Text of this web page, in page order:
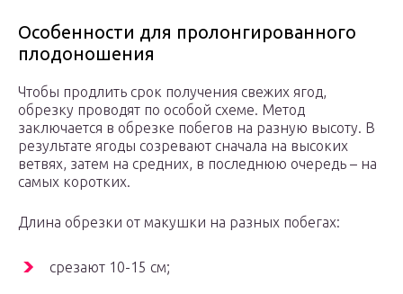
Особенности для пролонгированного
плодоношения
Чтобы продлить срок получения свежих ягод,
обрезку проводят по особой схеме. Метод
заключается в обрезке побегов на разную высоту. В
результате ягоды созревают сначала на высоких
ветвях, затем на средних, в последнюю очередь – на
самых коротких.
Длина обрезки от макушки на разных побегах:
срезают 10-15 см;